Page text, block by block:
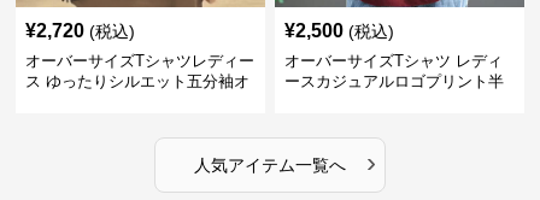
¥2,720 (税込)
オーバーサイズTシャツレディー
ス ゆったりシルエット五分袖オ
¥2,500 (税込)
オーバーサイズTシャツ レディ
ースカジュアルロゴプリント半
人気アイテム一覧へ ›